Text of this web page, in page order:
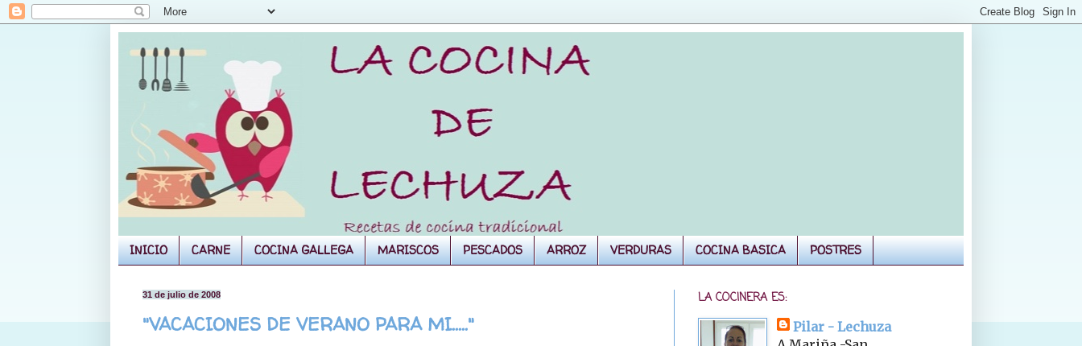
INICIO CARNE COCINA GALLEGA MARISCOS PESCADOS ARROZ VERDURAS COCINA BASICA POSTRES
31 de julio de 2008
"VACACIONES DE VERANO PARA MI....."
LA COCINERA ES:
Pilar - Lechuza